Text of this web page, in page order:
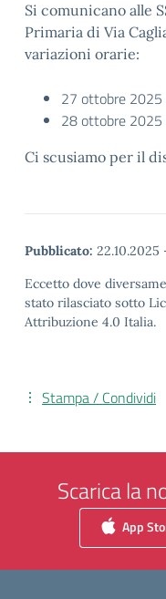
Si comunicano alle
Primaria di Via
variazioni orarie:
27 ottobre 2025
28 ottobre 2025
Ci scusiamo per il
Pubblicato: 22.10.2025
Eccetto dove
stato rilasciato sotto
Attribuzione 4.0 Italia.
Stampa / Condividi
Scarica la
App